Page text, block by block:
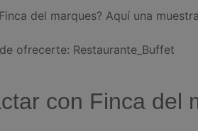
del marques? Aquí una
ofrecerte: Restaurante_Buffet
con Finca del